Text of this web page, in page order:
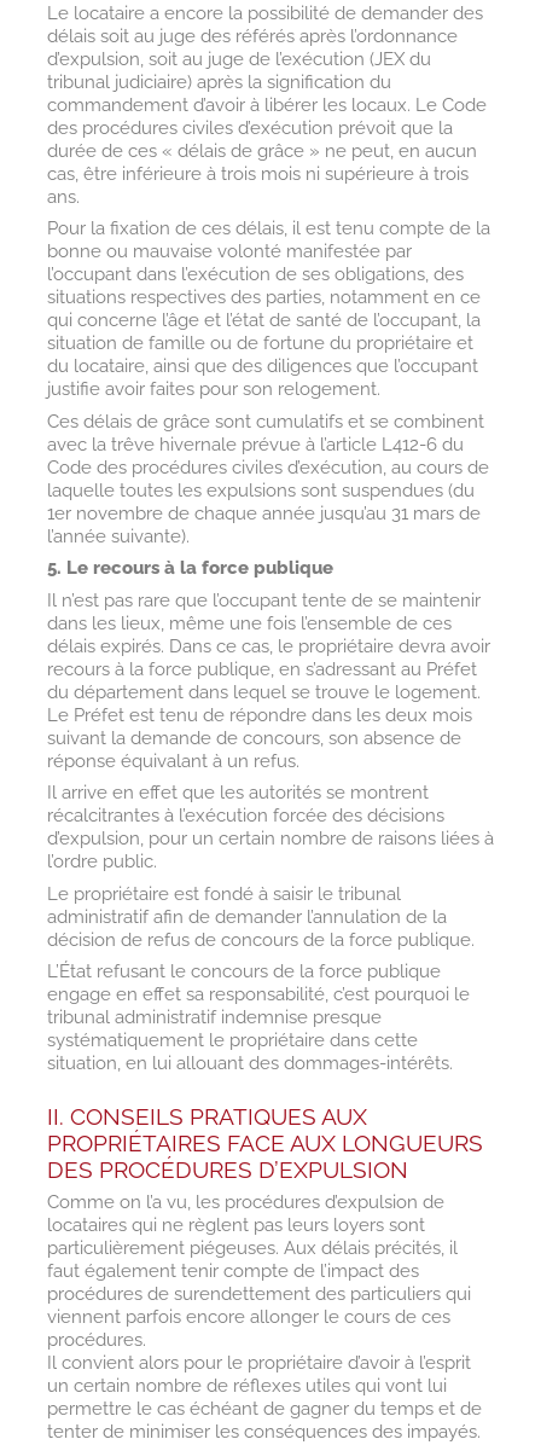
Le locataire a encore la possibilité de demander des
délais soit au juge des référés après l’ordonnance
d’expulsion, soit au juge de l’exécution (JEX du
tribunal judiciaire) après la signification du
commandement d’avoir à libérer les locaux. Le Code
des procédures civiles d’exécution prévoit que la
durée de ces « délais de grâce » ne peut, en aucun
cas, être inférieure à trois mois ni supérieure à trois
ans.
Pour la fixation de ces délais, il est tenu compte de la
bonne ou mauvaise volonté manifestée par
l’occupant dans l’exécution de ses obligations, des
situations respectives des parties, notamment en ce
qui concerne l’âge et l’état de santé de l’occupant, la
situation de famille ou de fortune du propriétaire et
du locataire, ainsi que des diligences que l’occupant
justifie avoir faites pour son relogement.
Ces délais de grâce sont cumulatifs et se combinent
avec la trêve hivernale prévue à l’article L412-6 du
Code des procédures civiles d’exécution, au cours de
laquelle toutes les expulsions sont suspendues (du
1er novembre de chaque année jusqu’au 31 mars de
l’année suivante).
5. Le recours à la force publique
Il n’est pas rare que l’occupant tente de se maintenir
dans les lieux, même une fois l’ensemble de ces
délais expirés. Dans ce cas, le propriétaire devra avoir
recours à la force publique, en s’adressant au Préfet
du département dans lequel se trouve le logement.
Le Préfet est tenu de répondre dans les deux mois
suivant la demande de concours, son absence de
réponse équivalant à un refus.
Il arrive en effet que les autorités se montrent
récalcitrantes à l’exécution forcée des décisions
d’expulsion, pour un certain nombre de raisons liées à
l’ordre public.
Le propriétaire est fondé à saisir le tribunal
administratif afin de demander l’annulation de la
décision de refus de concours de la force publique.
L’État refusant le concours de la force publique
engage en effet sa responsabilité, c’est pourquoi le
tribunal administratif indemnise presque
systématiquement le propriétaire dans cette
situation, en lui allouant des dommages-intérêts.
II. CONSEILS PRATIQUES AUX
PROPRIÉTAIRES FACE AUX LONGUEURS
DES PROCÉDURES D’EXPULSION
Comme on l’a vu, les procédures d’expulsion de
locataires qui ne règlent pas leurs loyers sont
particulièrement piégeuses. Aux délais précités, il
faut également tenir compte de l’impact des
procédures de surendettement des particuliers qui
viennent parfois encore allonger le cours de ces
procédures.
Il convient alors pour le propriétaire d’avoir à l’esprit
un certain nombre de réflexes utiles qui vont lui
permettre le cas échéant de gagner du temps et de
tenter de minimiser les conséquences des impayés.